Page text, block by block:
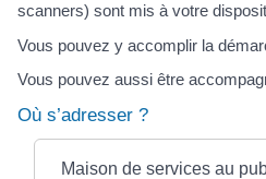
scanners) sont mis à votre
Vous pouvez y accomplir la
Vous pouvez aussi être
Où s’adresser ?
Maison de services au